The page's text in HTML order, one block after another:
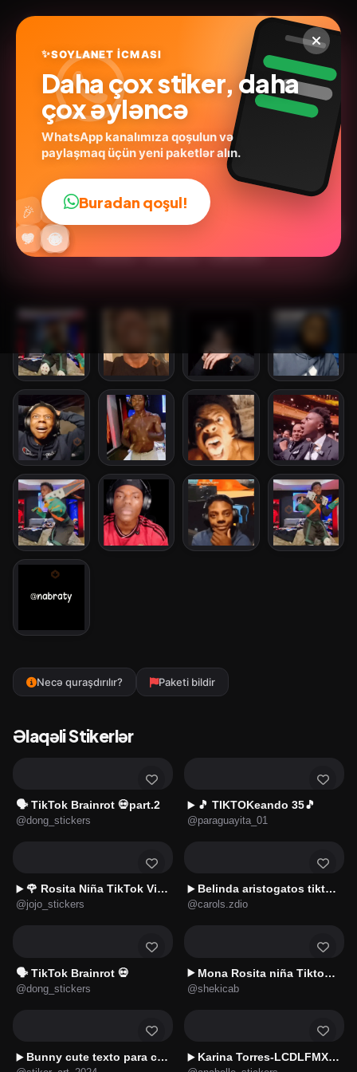
🤪IshowSpeed/TikTok🔥
@nabraty ID: J8P9E
13stickers Animasiya İnsanlar
Necə quraşdırılır? Paketi bildir
Əlaqəli Stikerlər
🗣️ TikTok Brainrot 💀part.2
@dong_stickers
▶️ 🎵 TIKTOKeando 35🎵
@paraguayita_01
▶️ 🌹 Rosita Niña TikTok Viral 📱
@jojo_stickers
▶️ Belinda aristogatos tiktok🐈‍⬛🎶
@carols.zdio
🗣️ TikTok Brainrot 💀
@dong_stickers
▶️ Mona Rosita niña Tiktok 😎
@shekicab
▶️ Bunny cute texto para chat 🐇💬 ▶️ Karina Torres-LCDLFMX 3😛✨
😎
😂
🔥
💬
❤️ ✨
🤩
😜
🎉 👍
✨SOYLANET İCMASI
Daha çox stiker, daha
çox əyləncə
WhatsApp kanalımıza qoşulun və
paylaşmaq üçün yeni paketlər alın.
Buradan qoşul!